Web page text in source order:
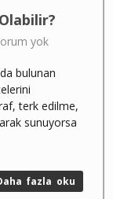
yok
bulunan
terk edilme,
sunuyorsa
fazla oku